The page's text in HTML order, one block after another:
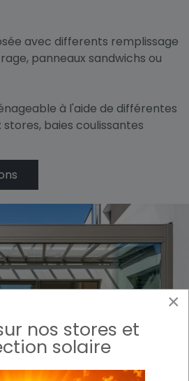
avec differents remplissage
panneaux sandwichs ou
à l'aide de différentes
baies coulissantes
×
nos stores et
solaire